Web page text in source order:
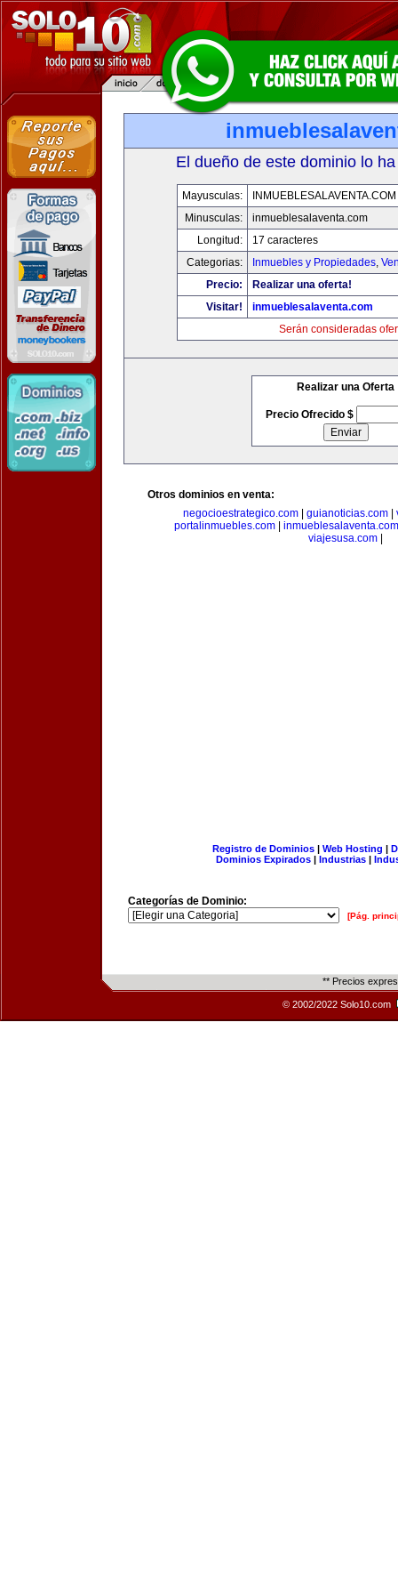
El dueño de este dominio lo
Mayusculas:
INMUEBLESALAVENTA.COM
Minusculas:
inmueblesalaventa.com
Longitud:
17 caracteres
Categorias:
Inmuebles y Propiedades,
Precio:
Realizar una oferta!
Visitar!
inmueblesalaventa.com
Serán consideradas
Realizar una Oferta
Precio Ofrecido $
Otros dominios en venta:
negocioestrategico.com| guianoticias.com|
portalinmuebles.com
inmueblesalaventa.com
viajesusa.com
Registro de Dominios| Web Hosting |
Dominios Expirados | Industrias |
Categorías de Dominio:
[Pág.
** Precios
© 2002/2022 Solo10.com